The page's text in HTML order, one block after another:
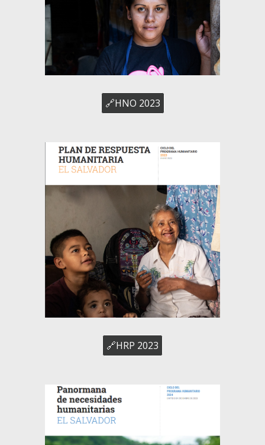
🔗HNO 2023
🔗HRP 2023